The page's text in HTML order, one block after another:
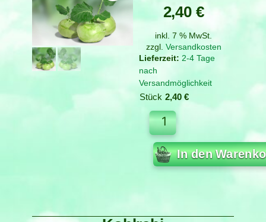
2,40 €
inkl. 7 % MwSt.
zzgl. Versandkosten
2-4 Tage
nach
Versandmöglichkeit
Stück 2,40 €
In den